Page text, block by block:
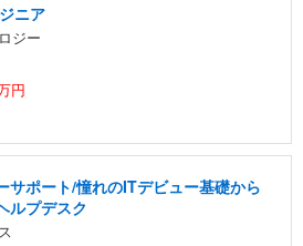
ニア
ジー
円
サポート/憧れのITデビュー基礎から
ルプデスク